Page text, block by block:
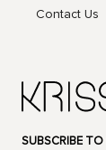
SUBSCRIBE TO
Contact Us